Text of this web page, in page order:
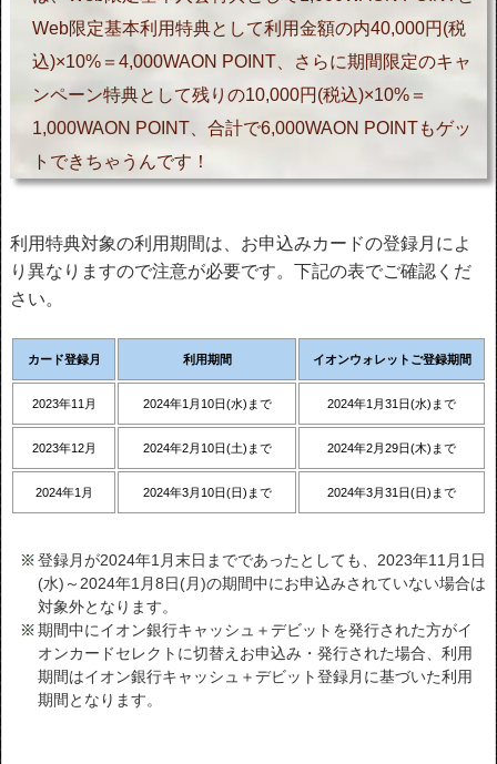
Web限定基本利用特典として利用金額の内40,000円(税
込)×10%＝4,000WAON POINT、さらに期間限定のキャ
ンペーン特典として残りの10,000円(税込)×10%＝
1,000WAON POINT、合計で6,000WAON POINTもゲッ
トできちゃうんです！
利用特典対象の利用期間は、お申込みカードの登録月によ
り異なりますので注意が必要です。下記の表でご確認くだ
さい。
カード登録月 利用期間 イオンウォレットご登録期間
2023年11月 2024年1月10日(水)まで 2024年1月31日(水)まで
2023年12月 2024年2月10日(土)まで 2024年2月29日(木)まで
2024年1月 2024年3月10日(日)まで 2024年3月31日(日)まで
登録月が2024年1月末日までであったとしても、2023年11月1日
(水)～2024年1月8日(月)の期間中にお申込みされていない場合は
対象外となります。
期間中にイオン銀行キャッシュ＋デビットを発行された方がイ
オンカードセレクトに切替えお申込み・発行された場合、利用
期間はイオン銀行キャッシュ＋デビット登録月に基づいた利用
期間となります。